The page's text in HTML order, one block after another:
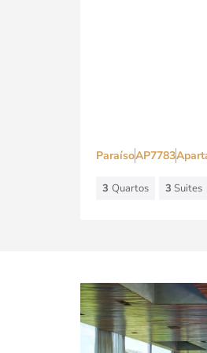
ParaísoAP7783
3 Quartos 3 Suites